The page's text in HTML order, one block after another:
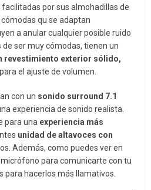
facilitadas por sus almohadillas de
qu se adaptan
a anular cualquier posible ruido
ser muy cómodas, tienen un
revestimiento exterior sólido,
el ajuste de volumen.
con un sonido surround 7.1
experiencia de sonido realista.
para una experiencia más
unidad de altavoces con
Además, como puedes ver en
para comunicarte con tu
para hacerlos más llamativos.